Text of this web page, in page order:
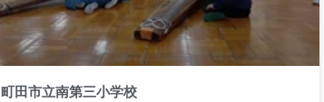
町田市立南第三小学校